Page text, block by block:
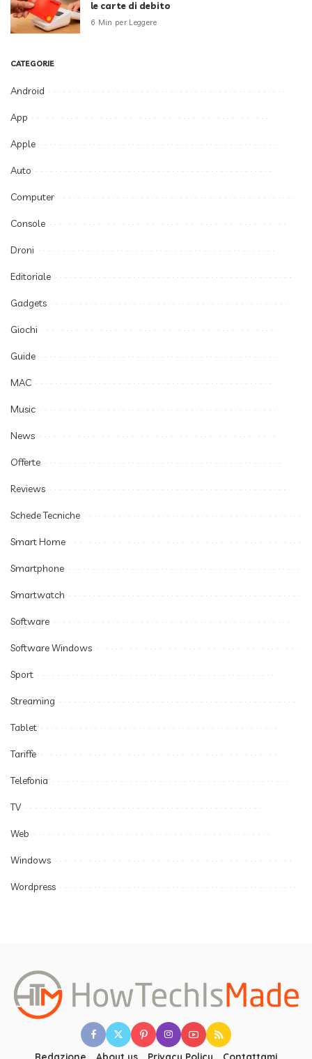
le carte di debito
6 Min per Leggere
CATEGORIE
Android
App
Apple
Auto
Computer
Console
Droni
Editoriale
Gadgets
Giochi
Guide
MAC
Music
News
Offerte
Reviews
Schede Tecniche
Smart Home
Smartphone
Smartwatch
Software
Software Windows
Sport
Streaming
Tablet
Tariffe
Telefonia
TV
Web
Windows
Wordpress
Redazione About us Privacy Policy Contattami